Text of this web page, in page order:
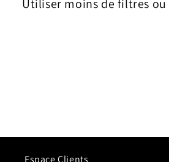
Utiliser moins de filtres ou
Espace Clients